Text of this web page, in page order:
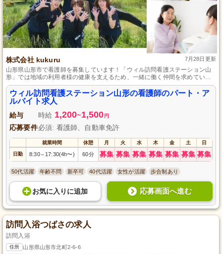
株式会社 kukuru 7月28日更新
山形県山形市で看護師を募集しています！「ウィル訪問看護ステーション山
形」では地域の利用者様の健康を支えるため、一緒に働く仲間を求めていま
す。オンコールの有無を選べるフレキシブルな勤務形態で、あなたのライフ
スタイルに合わせた働き方が可能。資格があれば訪問看護の経験がなくても
安心してスタートできます。やりがいのある仕事で、あなたの看護師として
の経験を地域のケアに活かしませんか？
ウィル訪問看護ステーション山形の看護師のパート・ア
ルバイト求人
給与 時給 1,200~1,500 円
応募要件必須: 看護師、自動車免許
就業時間 休憩 月 火 水 木 金 土 日
日勤 8:30～ 17:30(4h〜) 60分 募集 募集 募集 募集 募集 募集 募集
50代活躍 年齢不問 新卒可 40代活躍 女性が活躍 歩合制あり
お気に入り に追加 応募画面へ進む
訪問入浴つばさの求人
訪問入浴
住所 山形県山形市北町2-6-6